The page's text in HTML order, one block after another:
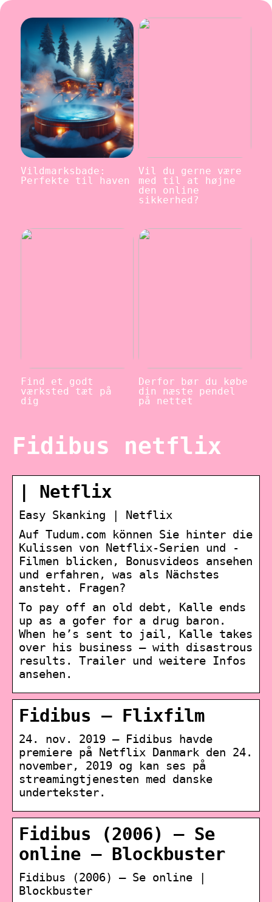
Vildmarksbade:
Perfekte til haven
Vil du gerne være
med til at højne
den online
sikkerhed?
Find et godt
værksted tæt på
dig
Derfor bør du købe
din næste pendel
på nettet
Fidibus netflix
| Netflix
Easy Skanking | Netflix
Auf Tudum.com können Sie hinter die
Kulissen von Netflix-Serien und -
Filmen blicken, Bonusvideos ansehen
und erfahren, was als Nächstes
ansteht. Fragen?
To pay off an old debt, Kalle ends
up as a gofer for a drug baron.
When he’s sent to jail, Kalle takes
over his business — with disastrous
results. Trailer und weitere Infos
ansehen.
Fidibus – Flixfilm
24. nov. 2019 — Fidibus havde
premiere på Netflix Danmark den 24.
november, 2019 og kan ses på
streamingtjenesten med danske
undertekster.
Fidibus (2006) – Se
online – Blockbuster
Fidibus (2006) – Se online |
Blockbuster